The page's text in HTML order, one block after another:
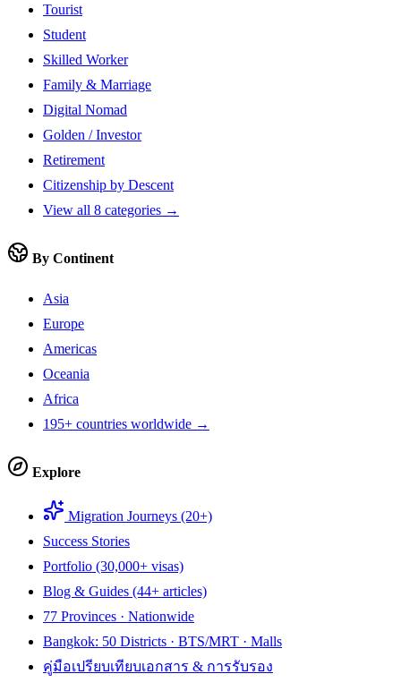
Tourist
Student
Skilled Worker
Family & Marriage
Digital Nomad
Golden / Investor
Retirement
Citizenship by Descent
View all 8 categories →
By Continent
Asia
Europe
Americas
Oceania
Africa
195+ countries worldwide →
Explore
Migration Journeys (20+)
Success Stories
Portfolio (30,000+ visas)
Blog & Guides (44+ articles)
77 Provinces · Nationwide
Bangkok: 50 Districts · BTS/MRT · Malls
คู่มือเปรียบเทียบเอกสาร & การรับรอง